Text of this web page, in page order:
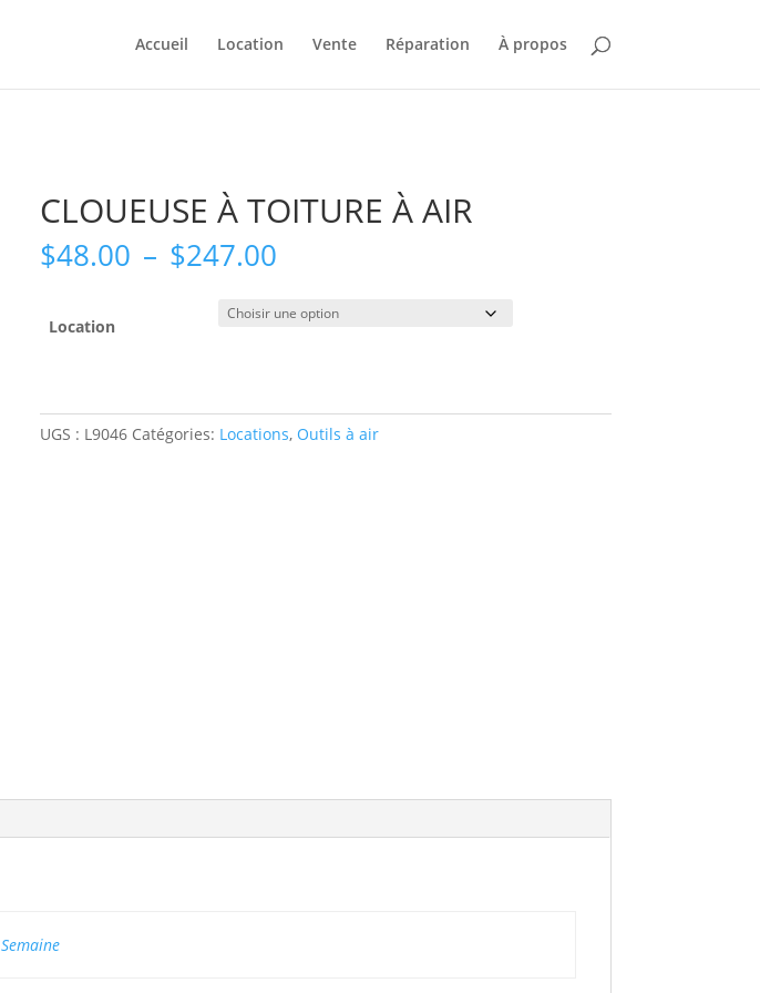
Accueil Location Vente Réparation À propos
CLOUEUSE À TOITURE À AIR
$48.00 – $247.00Plage
prix :
$48.00
Location
UGS : L9046 Catégories: Locations, Outils à air
Semaine